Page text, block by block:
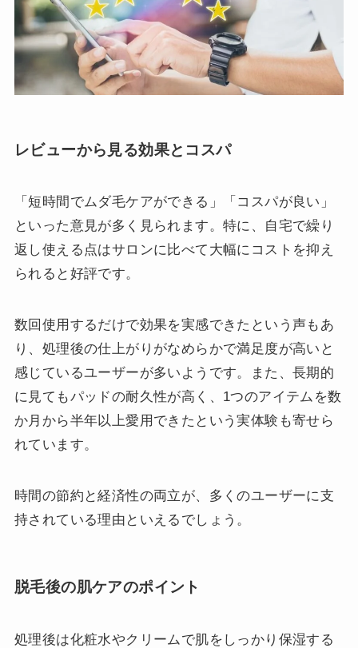
レビューから見る効果とコスパ
「短時間でムダ毛ケアができる」「コスパが良い」
といった意見が多く見られます。特に、自宅で繰り
返し使える点はサロンに比べて大幅にコストを抑え
られると好評です。
数回使用するだけで効果を実感できたという声もあ
り、処理後の仕上がりがなめらかで満足度が高いと
感じているユーザーが多いようです。また、長期的
に見てもパッドの耐久性が高く、1つのアイテムを数
か月から半年以上愛用できたという実体験も寄せら
れています。
時間の節約と経済性の両立が、多くのユーザーに支
持されている理由といえるでしょう。
脱毛後の肌ケアのポイント
処理後は化粧水やクリームで肌をしっかり保湿する